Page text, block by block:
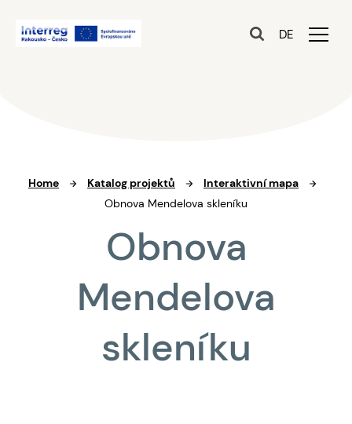
DE
Home Katalog projektů
Interaktivní mapa
Obnova Mendelova skleníku
Obnova
Mendelova
skleníku